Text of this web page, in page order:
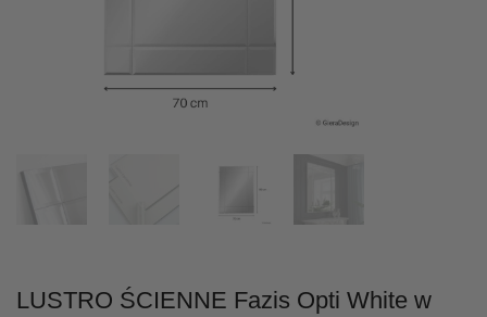
LUSTRO ŚCIENNE Fazis Opti White w